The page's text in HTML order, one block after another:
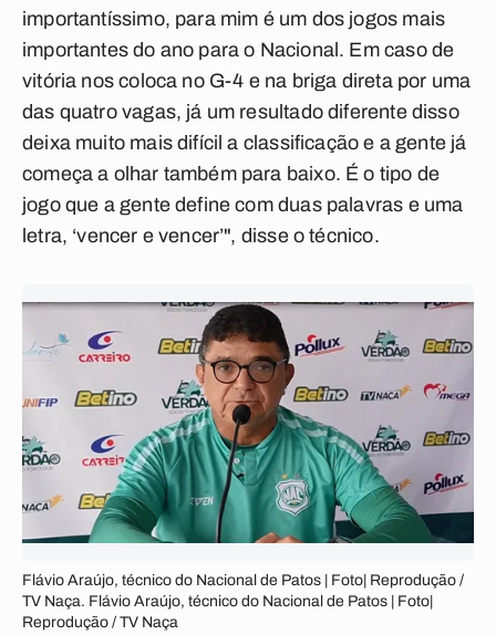
importantíssimo, para mim é um dos jogos mais
importantes do ano para o Nacional. Em caso de
vitória nos coloca no G-4 e na briga direta por uma
das quatro vagas, já um resultado diferente disso
deixa muito mais difícil a classificação e a gente já
começa a olhar também para baixo. É o tipo de
jogo que a gente define com duas palavras e uma
letra, ‘vencer e vencer’", disse o técnico.
Flávio Araújo, técnico do Nacional de Patos | Foto| Reprodução /
TV Naça. Flávio Araújo, técnico do Nacional de Patos | Foto|
Reprodução / TV Naça